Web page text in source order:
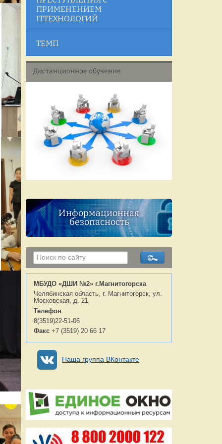
ПРИМЕНЕНИЕМ
ITТЕХНОЛОГИЙ
ТЕМП
Дистанционное обучение
Информационная
безопасность
МБУДО «ДШИ №2» г.Магнитогорска
Челябинская область, г. Магнитогорск, ул.
Московская, д. 21
Телефон
8(3519)22-51-06
Факс +7 (3519) 20 66 17
Наша группа ВКонтакте